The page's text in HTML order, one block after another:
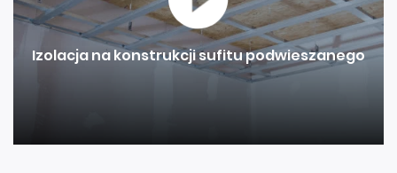
Izolacja na konstrukcji sufitu podwieszanego